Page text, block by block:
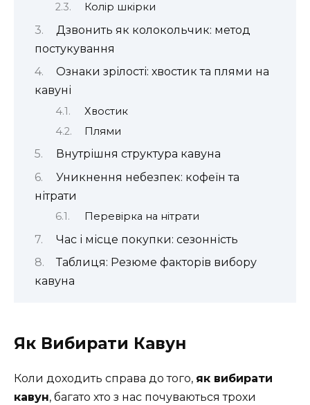
Колір шкірки
Дзвонить як колокольчик: метод
постукування
Ознаки зрілості: хвостик та плями на
кавуні
Хвостик
Плями
Внутрішня структура кавуна
Уникнення небезпек: кофеїн та
нітрати
Перевірка на нітрати
Час і місце покупки: сезонність
Таблиця: Резюме факторів вибору
кавуна
Як Вибирати Кавун
Коли доходить справа до того, як вибирати
кавун, багато хто з нас почуваються трохи